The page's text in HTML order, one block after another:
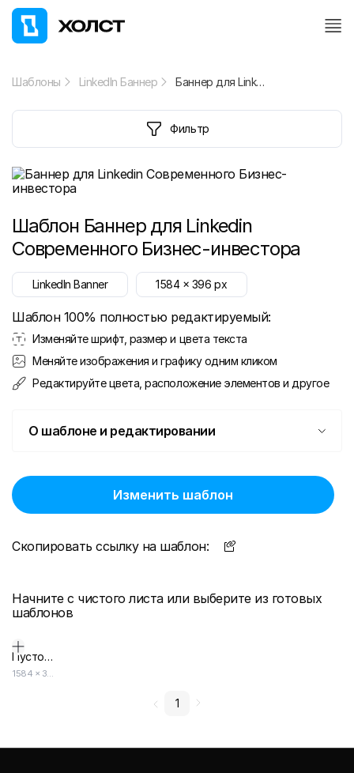
Шаблоны LinkedIn Баннер Баннер для Linkedin Современного Бизнес-инвестора
Фильтр
Шаблон Баннер для Linkedin
Современного Бизнес-инвестора
LinkedIn Banner 1584 x 396 px
Шаблон 100% полностью редактируемый:
Изменяйте шрифт, размер и цвета текста
Меняйте изображения и графику одним кликом
Редактируйте цвета, расположение элементов и другое
О шаблоне и редактировании
Изменить шаблон
Скопировать ссылку на шаблон:
Начните с чистого листа или выберите из готовых
шаблонов
Пустой дизайн-макет
1584 × 396
1